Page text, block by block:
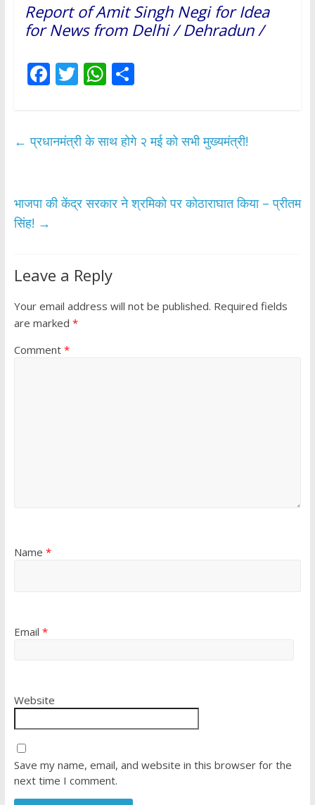
Report of Amit Singh Negi for Idea
for News from Delhi / Dehradun /
F
b
k
T
er
W
s
p
S
e
← प्रधानमंत्री के साथ होगे २ मई को सभी मुख्यमंत्री!
भाजपा की केंद्र सरकार ने श्रमिको पर कोठाराघात किया – प्रीतम
सिंह! →
Leave a Reply
Your email address will not be published. Required fields
are marked *
Comment *
Name *
Email *
Website
Save my name, email, and website in this browser for the
next time I comment.